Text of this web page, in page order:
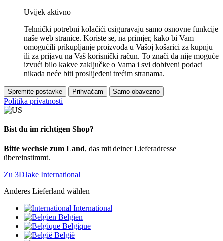
Uvijek aktivno
Tehnički potrebni kolačići osiguravaju samo osnovne funkcije
naše web stranice. Koriste se, na primjer, kako bi Vam
omogućili prikupljanje proizvoda u Vašoj košarici za kupnju
ili za prijavu na Vaš korisnički račun. To znači da nije moguće
izvući bilo kakve zaključke o Vama i svi dobiveni podaci
nikada neće biti proslijeđeni trećim stranama.
Spremite postavke Prihvaćam Samo obavezno
Politika privatnosti
Bist du im richtigen Shop?
Bitte wechsle zum Land, das mit deiner Lieferadresse
übereinstimmt.
Zu 3DJake International
Anderes Lieferland wählen
International
Belgien
Belgique
België